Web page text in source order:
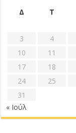
Δ
Τ
3
4
10
11
17
18
24
25
31
« Ιούλ